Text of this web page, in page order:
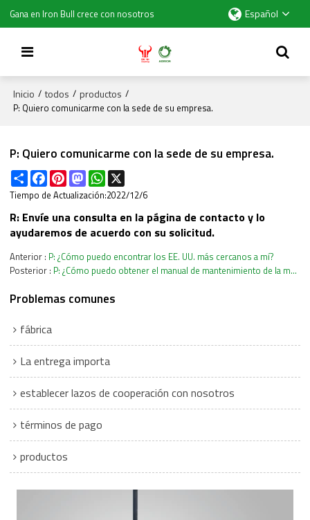
Gana en Iron Bull crece con nosotros Español
Inicio / todos / productos /
P: Quiero comunicarme con la sede de su empresa.
P: Quiero comunicarme con la sede de su empresa.
ShareFacebookPinterestMastodon
WhatsApp
Tiempo de Actualización:2022/12/6
R: Envíe una consulta en la página de contacto y lo
ayudaremos de acuerdo con su solicitud.
Anterior P: ¿Cómo puedo encontrar los EE. UU. más cercanos a mí?
Posterior
P: ¿Cómo puedo obtener el manual de mantenimiento de la máquina?
Problemas comunes
fábrica
La entrega importa
establecer lazos de cooperación con nosotros
términos de pago
productos